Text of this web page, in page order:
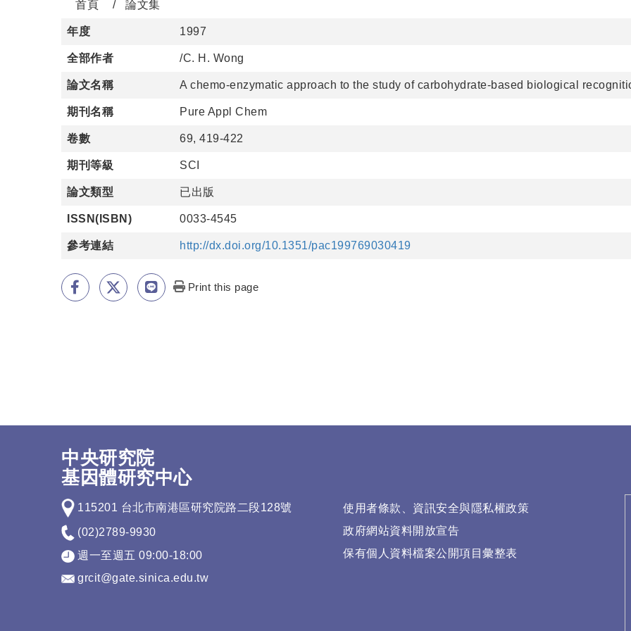
首頁 論文集
年度 1997
全部作者 /C. H. Wong
論文名稱 A chemo-enzymatic approach to the study of carbohydrate-based biological
期刊名稱 Pure Appl Chem
卷數 69, 419-422
期刊等級 SCI
論文類型 已出版
ISSN(ISBN) 0033-4545
參考連結 http://dx.doi.org/10.1351/pac199769030419
Print this page
中央研究院
基因體研究中心
115201 台北市南港區研究院路二段128號
(02)2789-9930
週一至週五 09:00-18:00
grcit@gate.sinica.edu.tw
使用者條款、資訊安全與隱私權政策
政府網站資料開放宣告
保有個人資料檔案公開項目彙整表